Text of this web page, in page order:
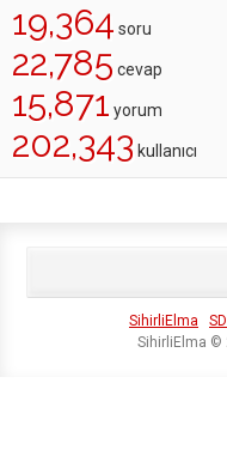
19,364 soru
22,785 cevap
15,871 yorum
202,343 kullanıcı
SihirliElma
SihirliElma ©